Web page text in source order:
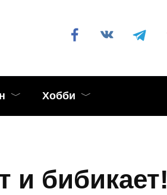
Хобби
и бибикает!